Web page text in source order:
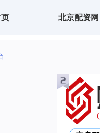
北京配资网